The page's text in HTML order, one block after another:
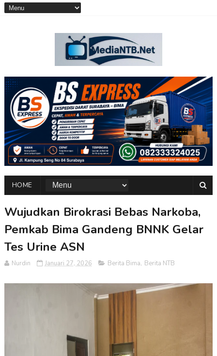
HOME
Wujudkan Birokrasi Bebas Narkoba,
Pemkab Bima Gandeng BNNK Gelar
Tes Urine ASN
Nurdin Januari 27, 2026 Berita Bima, Berita NTB